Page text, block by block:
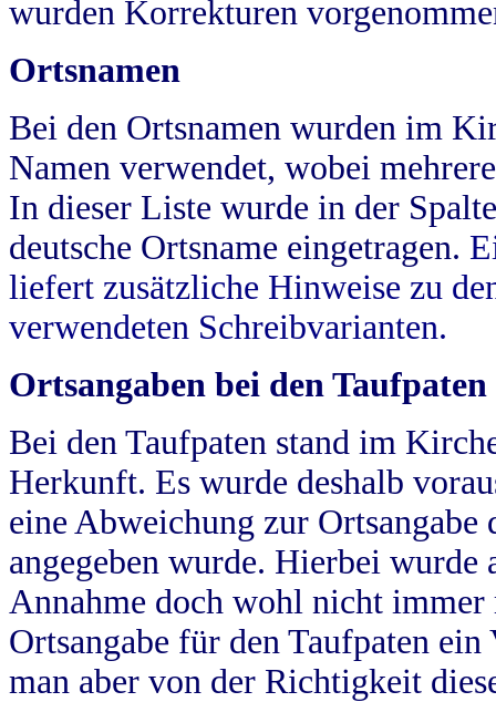
wurden Korrekturen
Ortsnamen
Bei den Ortsnamen wurden im
Namen verwendet, wobei
In dieser Liste wurde in der
deutsche Ortsname eingetragen.
liefert zusätzliche Hinweise zu
verwendeten Schreibvarianten.
Ortsangaben bei den Taufpaten
Bei den Taufpaten stand im
Herkunft. Es wurde deshalb
eine Abweichung zur
angegeben wurde. Hierbei wurde
Annahme doch wohl nicht
Ortsangabe für den Taufpaten
man aber von der Richtigkeit